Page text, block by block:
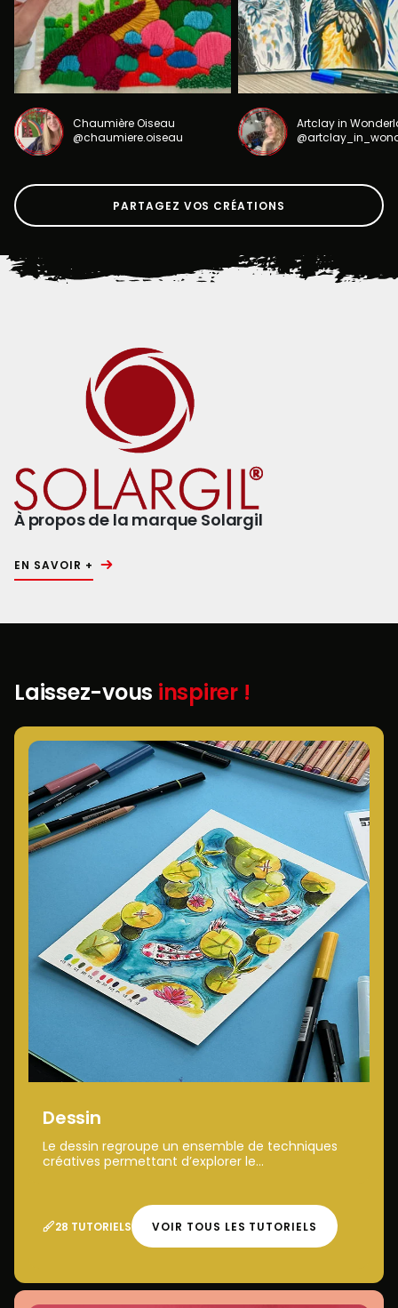
Chaumière Oiseau
@chaumiere.oiseau
Artclay in
PARTAGEZ VOS CRÉATIONS
À propos de la marque Solargil
EN SAVOIR +
Laissez-vous inspirer !
Dessin
Le dessin regroupe un ensemble de techniques
créatives permettant d’explorer le...
28 TUTORIELS VOIR TOUS LES TUTORIELS